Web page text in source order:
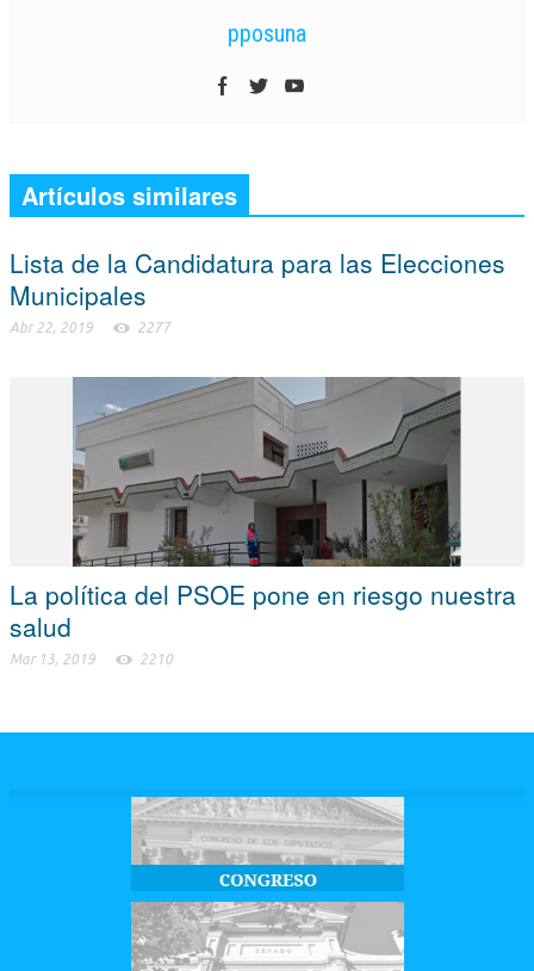
pposuna
Artículos similares
Lista de la Candidatura para las Elecciones
Municipales
Abr 22, 2019 2277
La política del PSOE pone en riesgo nuestra
salud
Mar 13, 2019 2210